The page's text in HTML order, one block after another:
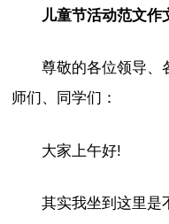
儿童节活动范文作
尊敬的各位领导、
师们、同学们：
大家上午好!
其实我坐到这里是